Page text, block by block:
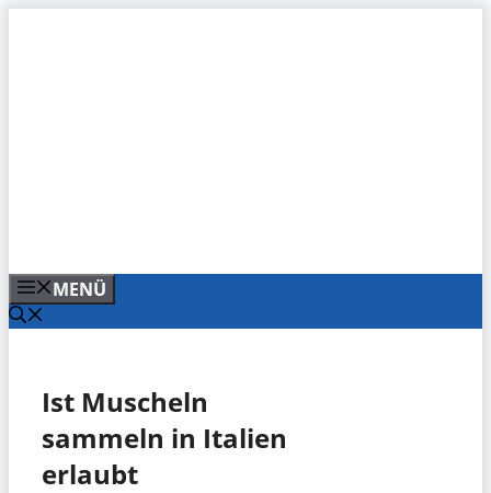
MENÜ
Ist Muscheln
sammeln in Italien
erlaubt